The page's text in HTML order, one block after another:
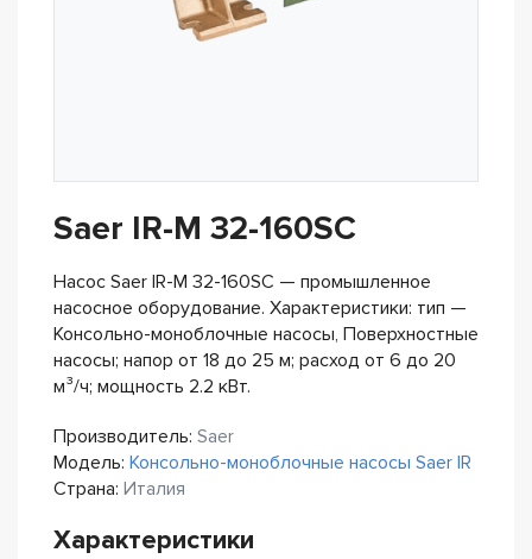
Saer IR-M 32-160SC
Насос Saer IR-M 32-160SC — промышленное
насосное оборудование. Характеристики: тип —
Консольно-моноблочные насосы, Поверхностные
насосы; напор от 18 до 25 м; расход от 6 до 20
м³/ч; мощность 2.2 кВт.
Производитель: Saer
Модель: Консольно-моноблочные насосы Saer IR
Страна: Италия
Характеристики